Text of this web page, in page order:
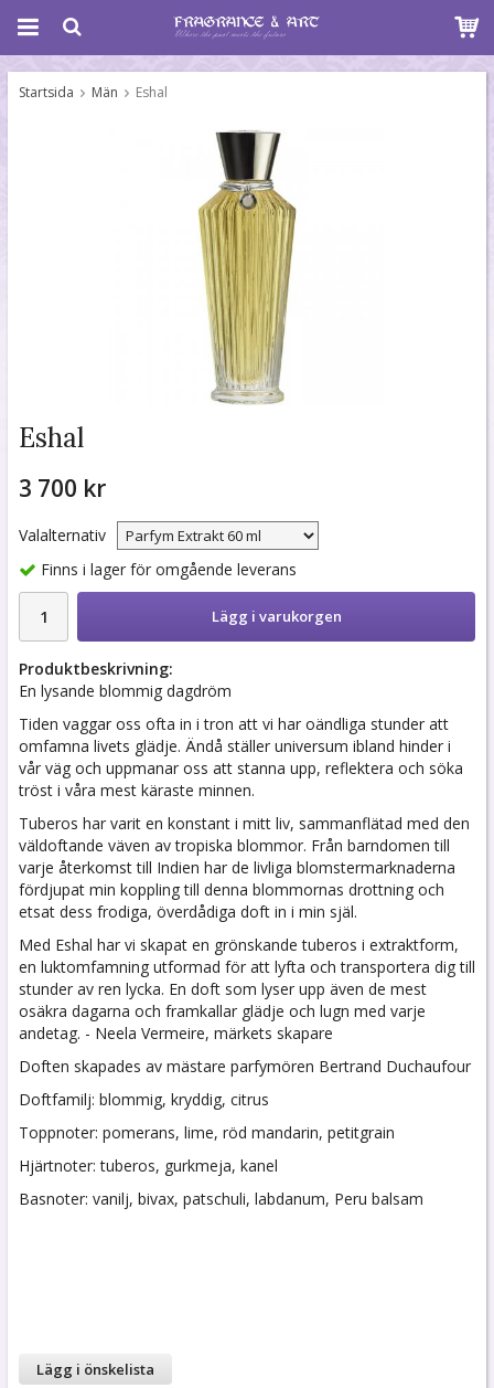
Startsida Män Eshal
Eshal
3 700 kr
Valalternativ
Finns i lager för omgående leverans
Lägg i varukorgen
Produktbeskrivning:
En lysande blommig dagdröm
Tiden vaggar oss ofta in i tron ​​att vi har oändliga stunder att
omfamna livets glädje. Ändå ställer universum ibland hinder i
vår väg och uppmanar oss att stanna upp, reflektera och söka
tröst i våra mest käraste minnen.
Tuberos har varit en konstant i mitt liv, sammanflätad med den
väldoftande väven av tropiska blommor. Från barndomen till
varje återkomst till Indien har de livliga blomstermarknaderna
fördjupat min koppling till denna blommornas drottning och
etsat dess frodiga, överdådiga doft in i min själ.
Med Eshal har vi skapat en grönskande tuberos i extraktform,
en luktomfamning utformad för att lyfta och transportera dig till
stunder av ren lycka. En doft som lyser upp även de mest
osäkra dagarna och framkallar glädje och lugn med varje
andetag. - Neela Vermeire, märkets skapare
Doften skapades av mästare parfymören Bertrand Duchaufour
Doftfamilj: blommig, kryddig, citrus
Toppnoter: pomerans, lime, röd mandarin, petitgrain
Hjärtnoter: tuberos, gurkmeja, kanel
Basnoter: vanilj, bivax, patschuli, labdanum, Peru balsam
Lägg i önskelista